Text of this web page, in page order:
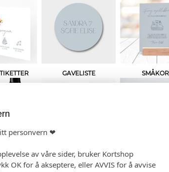
GAVELISTE
TAKKEKORT
personvern ❤
av våre sider, bruker Kortshop
OK for å akseptere, eller AVVIS for å avvise